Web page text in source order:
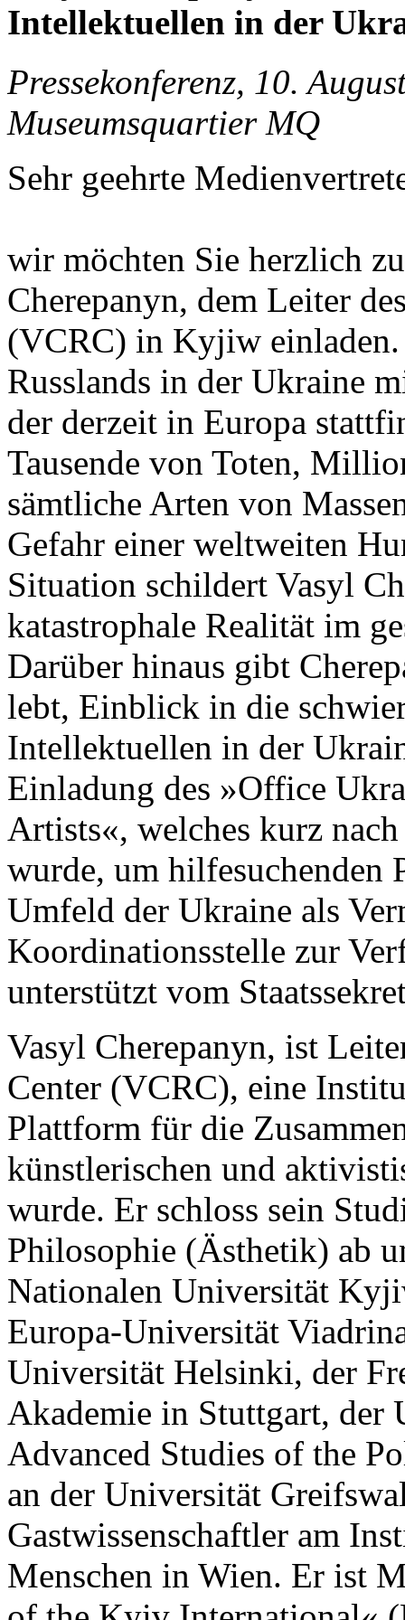
Intellektuellen in der
Pressekonferenz, 10.
Museumsquartier MQ
Sehr geehrte
wir möchten Sie herzlich
Cherepanyn, dem Leiter
(VCRC) in Kyjiw
Russlands in der Ukraine
der derzeit in Europa
Tausende von Toten,
sämtliche Arten von
Gefahr einer weltweiten
Situation schildert Vasyl
katastrophale Realität im
Darüber hinaus gibt
lebt, Einblick in die
Intellektuellen in der
Einladung des »Office
Artists«, welches kurz
wurde, um hilfesuchenden
Umfeld der Ukraine als
Koordinationsstelle zur
unterstützt vom
Vasyl Cherepanyn, ist
Center (VCRC), eine
Plattform für die
künstlerischen und
wurde. Er schloss sein
Philosophie (Ästhetik) ab
Nationalen Universität
Europa-Universität
Universität Helsinki, der
Akademie in Stuttgart, der
Advanced Studies of the
an der Universität
Gastwissenschaftler am
Menschen in Wien. Er ist